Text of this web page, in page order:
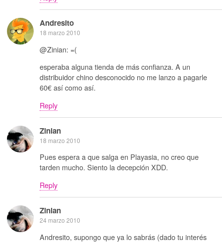
Andresito
18 marzo 2010
@Zinian: =(
esperaba alguna tienda de más confianza. A un
distribuidor chino desconocido no me lanzo a pagarle
60€ así como así.
Reply
Zinian
18 marzo 2010
Pues espera a que salga en Playasia, no creo que
tarden mucho. Siento la decepción XDD.
Reply
Zinian
24 marzo 2010
Andresito, supongo que ya lo sabrás (dado tu interés